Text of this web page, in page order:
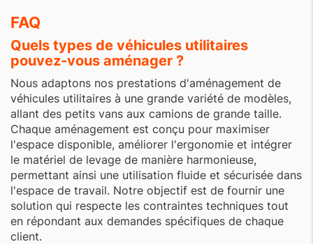
FAQ
Quels types de véhicules utilitaires
pouvez-vous aménager ?
Nous adaptons nos prestations d'aménagement de
véhicules utilitaires à une grande variété de modèles,
allant des petits vans aux camions de grande taille.
Chaque aménagement est conçu pour maximiser
l'espace disponible, améliorer l'ergonomie et intégrer
le matériel de levage de manière harmonieuse,
permettant ainsi une utilisation fluide et sécurisée dans
l'espace de travail. Notre objectif est de fournir une
solution qui respecte les contraintes techniques tout
en répondant aux demandes spécifiques de chaque
client.